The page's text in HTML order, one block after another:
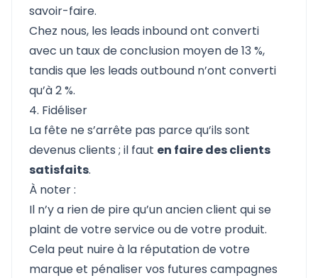
savoir-faire.
Chez nous, les leads inbound ont converti
avec un taux de conclusion moyen de 13 %,
tandis que les leads outbound n’ont converti
qu’à 2 %.
4. Fidéliser
La fête ne s’arrête pas parce qu’ils sont
devenus clients ; il faut en faire des clients
satisfaits.
À noter :
Il n’y a rien de pire qu’un ancien client qui se
plaint de votre service ou de votre produit.
Cela peut nuire à la réputation de votre
marque et pénaliser vos futures campagnes